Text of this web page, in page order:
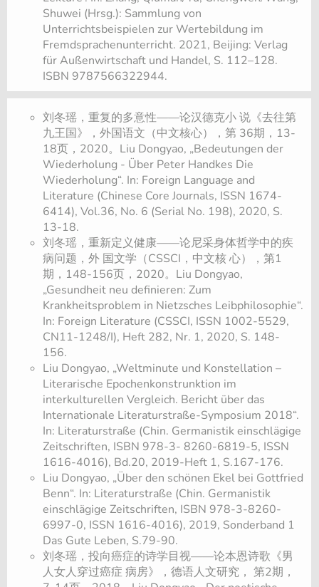
Shuwei (Hrsg.): Sammlung von
Unterrichtsbeispielen zur Wertebildung im
Fremdsprachenunterricht. 2021, Beijing: Verlag
für Außenwirtschaft und Handel, S. 112–128.
ISBN 9787566322944.
刘冬瑶，重复的多意性——论汉德克小 说《去往第
九王国》，外国语文（中文核心），第 36期，13-
18页，2020。Liu Dongyao, „Bedeutungen der
Wiederholung - Über Peter Handkes Die
Wiederholung“. In: Foreign Language and
Literature (Chinese Core Journals, ISSN 1674-
6414), Vol.36, No. 6 (Serial No. 198), 2020, S.
13-18.
刘冬瑶，重新定义健康——论尼采身体哲学中的疾
病问题，外 国文学（CSSCI，中文核 心），第1
期，148-156页，2020。Liu Dongyao,
„Gesundheit neu definieren: Zum
Krankheitsproblem in Nietzsches Leibphilosophie“.
In: Foreign Literature (CSSCI, ISSN 1002-5529,
CN11-1248/I), Heft 282, Nr. 1, 2020, S. 148-
156.
Liu Dongyao, „Weltminute und Konstellation –
Literarische Epochenkonstrunktion im
interkulturellen Vergleich. Bericht über das
Internationale Literaturstraße-Symposium 2018“.
In: Literaturstraße (Chin. Germanistik einschlägige
Zeitschriften, ISBN 978-3- 8260-6819-5, ISSN
1616-4016), Bd.20, 2019-Heft 1, S.167-176.
Liu Dongyao, „Über den schönen Ekel bei Gottfried
Benn“. In: Literaturstraße (Chin. Germanistik
einschlägige Zeitschriften, ISBN 978-3-8260-
6997-0, ISSN 1616-4016), 2019, Sonderband 1
Das Gute Leben, S.79-90.
刘冬瑶，投向癌症的诗学目视——论本恩诗歌《男
人女人穿过癌症 病房》，德语人文研究， 第2期，